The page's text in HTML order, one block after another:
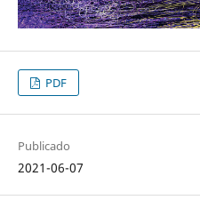
PDF
Publicado
2021-06-07